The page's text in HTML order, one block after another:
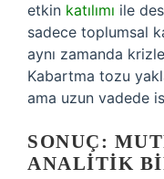
etkin katılımı ile
sadece toplumsal
aynı zamanda
Kabartma tozu
ama uzun vadede
SONUÇ:
ANALITIK